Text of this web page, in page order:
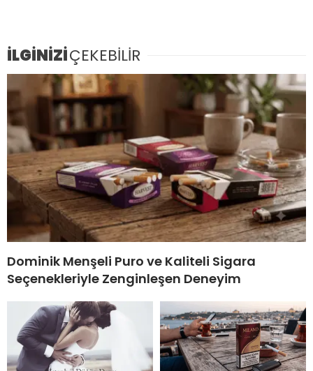
İLGİNİZİÇEKEBİLİR
Dominik Menşeli Puro ve Kaliteli Sigara
Seçenekleriyle Zenginleşen Deneyim